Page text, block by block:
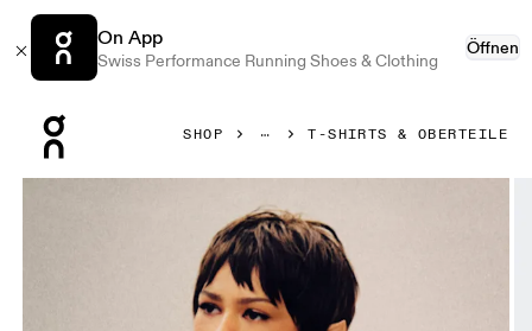
On App
Swiss Performance Running Shoes & Clothing
Öffnen
SHOP T-SHIRTS & OBERTEILE